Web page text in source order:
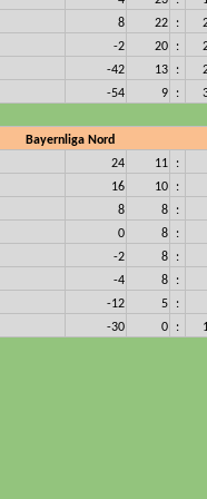
8 22 :
-2 20 :
-42 13 :
-54 9 :
Bayernliga Nord
24 11
:
16 10
:
8 8
:
0 8
:
-2 8
:
-4 8
:
-12 5
:
-30 0 :